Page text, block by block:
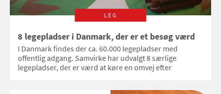
LEG
8 legepladser i Danmark, der er et besøg værd
I Danmark findes der ca. 60.000 legepladser med
offentlig adgang. Samvirke har udvalgt 8 særlige
legepladser, der er værd at køre en omvej efter